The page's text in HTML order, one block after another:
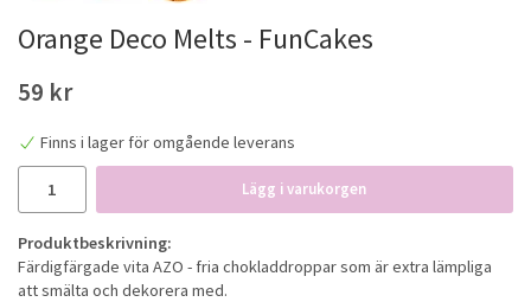
Orange Deco Melts - FunCakes
59 kr
Finns i lager för omgående leverans
Lägg i varukorgen
Produktbeskrivning:
Färdigfärgade vita AZO - fria chokladdroppar som är extra lämpliga
att smälta och dekorera med.